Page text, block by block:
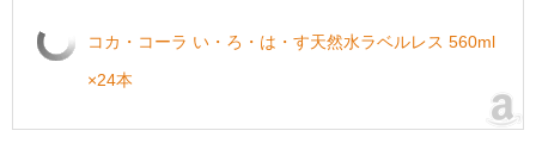
コカ・コーラ い・ろ・は・す天然水ラベルレス 560ml
×24本